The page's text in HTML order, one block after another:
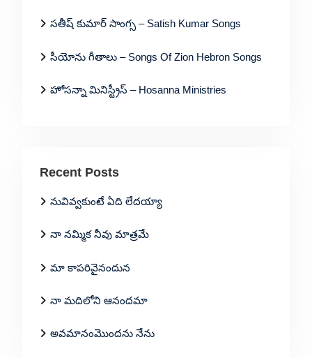
సతీష్ కుమార్ సాంగ్స – Satish Kumar Songs
సీయోను గీతాలు – Songs Of Zion Hebron Songs
హోసన్నా మినిస్ట్రీస్ – Hosanna Ministries
Recent Posts
నువివ్వకుంటే ఏది లేదయ్యా
నా నమ్మిక నీవు మాత్రమే
మా కాపరివైనందున
నా మదిలోని ఆనందమా
అవమానంమొందను నేను